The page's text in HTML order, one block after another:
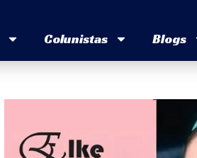
Colunistas Blogs